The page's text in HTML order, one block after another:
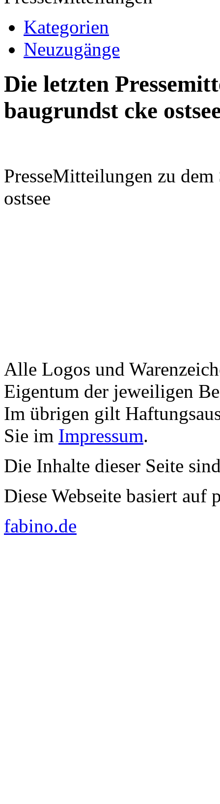
Kategorien
Neuzugänge
Die letzten
baugrundst cke
PresseMitteilungen zu
ostsee
Alle Logos und
Eigentum der jeweiligen
Im übrigen gilt
Sie im Impressum.
Die Inhalte dieser Seite
Diese Webseite basiert auf
fabino.de